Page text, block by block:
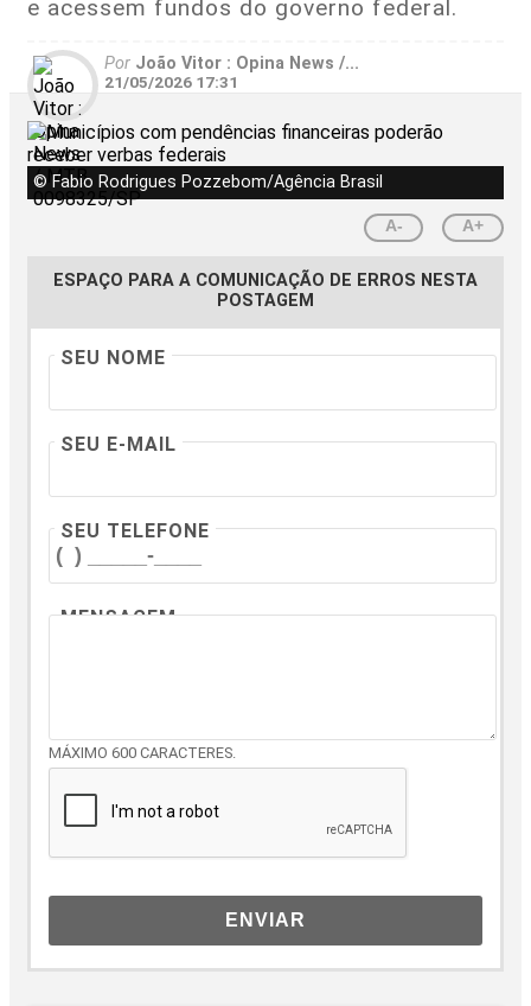
e acessem fundos do governo federal.
Por João Vitor : Opina News /...
21/05/2026 17:31
© Fabio Rodrigues Pozzebom/Agência Brasil
A- A+
ESPAÇO PARA A COMUNICAÇÃO DE ERROS NESTA
POSTAGEM
SEU NOME
SEU E-MAIL
SEU TELEFONE
MENSAGEM
MÁXIMO 600 CARACTERES.
ENVIAR